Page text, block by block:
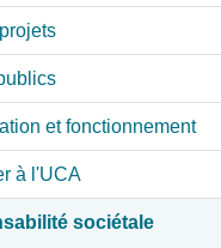
et fonctionnement
à l'UCA
sociétale